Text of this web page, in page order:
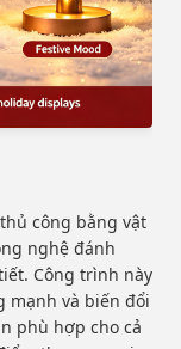
công bằng vật
nghệ đánh
Công trình này
mạnh và biến đổi
phù hợp cho cả